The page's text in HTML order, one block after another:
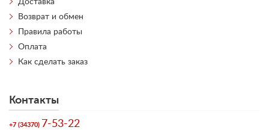
Доставка
Возврат и обмен
Правила работы
Оплата
Как сделать заказ
Контакты
+7 (34370) 7-53-22